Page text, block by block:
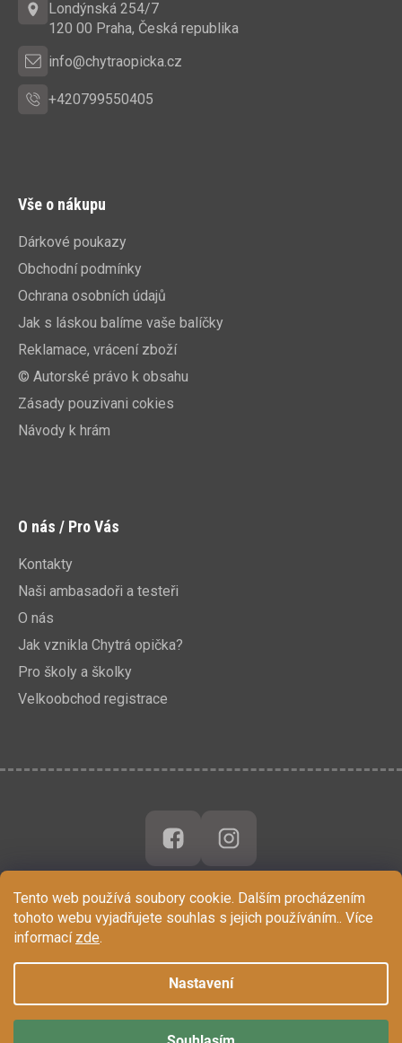
Tento web používá soubory cookie. Dalším procházením
tohoto webu vyjadřujete souhlas s jejich používáním.. Více
informací zde.
Nastavení
Londýnská 254/7
120 00 Praha, Česká republika
info@chytraopicka.cz
+420799550405
Vše o nákupu
Dárkové poukazy
Obchodní podmínky
Ochrana osobních údajů
Jak s láskou balíme vaše balíčky
Reklamace, vrácení zboží
© Autorské právo k obsahu
Zásady pouzivani cokies
Návody k hrám
O nás / Pro Vás
Kontakty
Naši ambasadoři a testeři
O nás
Jak vznikla Chytrá opička?
Pro školy a školky
Velkoobchod registrace